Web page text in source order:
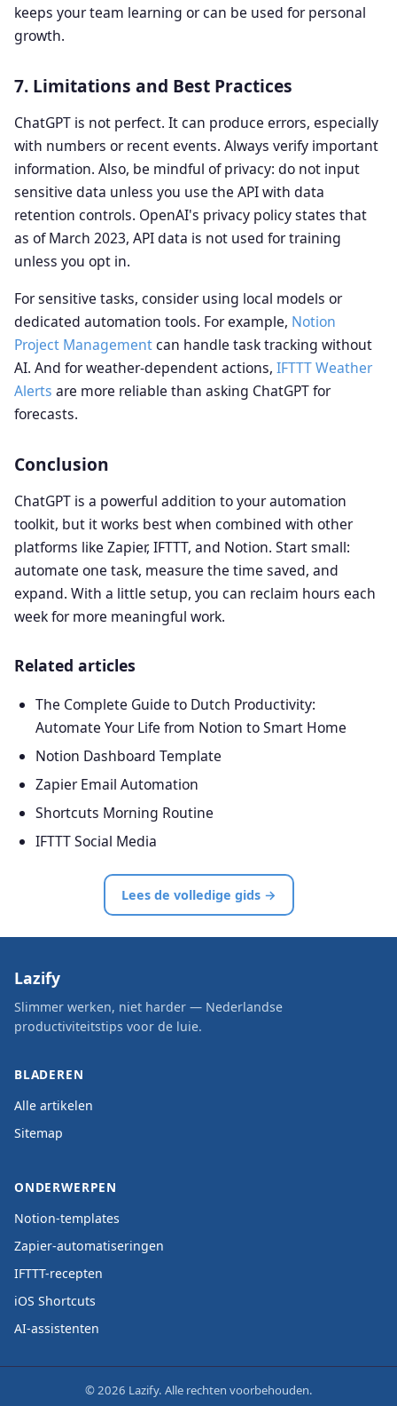
keeps your team learning or can be used for personal
growth.
7. Limitations and Best Practices
ChatGPT is not perfect. It can produce errors, especially
with numbers or recent events. Always verify important
information. Also, be mindful of privacy: do not input
sensitive data unless you use the API with data
retention controls. OpenAI's privacy policy states that
as of March 2023, API data is not used for training
unless you opt in.
For sensitive tasks, consider using local models or
dedicated automation tools. For example, Notion
Project Managementcan handle task tracking without
AI. And for weather-dependent actions, IFTTT Weather
Alerts are more reliable than asking ChatGPT for
forecasts.
Conclusion
ChatGPT is a powerful addition to your automation
toolkit, but it works best when combined with other
platforms like Zapier, IFTTT, and Notion. Start small:
automate one task, measure the time saved, and
expand. With a little setup, you can reclaim hours each
week for more meaningful work.
Related articles
The Complete Guide to Dutch Productivity:
Automate Your Life from Notion to Smart Home
Notion Dashboard Template
Zapier Email Automation
Shortcuts Morning Routine
IFTTT Social Media
Lees de volledige gids →
Lazify
Slimmer werken, niet harder — Nederlandse
productiviteitstips voor de luie.
BLADEREN
Alle artikelen
Sitemap
ONDERWERPEN
Notion-templates
Zapier-automatiseringen
IFTTT-recepten
iOS Shortcuts
AI-assistenten
© 2026 Lazify. Alle rechten voorbehouden.